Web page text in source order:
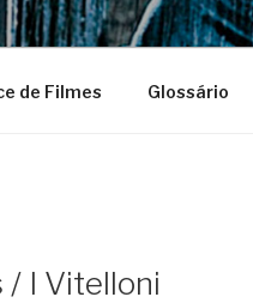
de Filmes Glossário
/ I Vitelloni